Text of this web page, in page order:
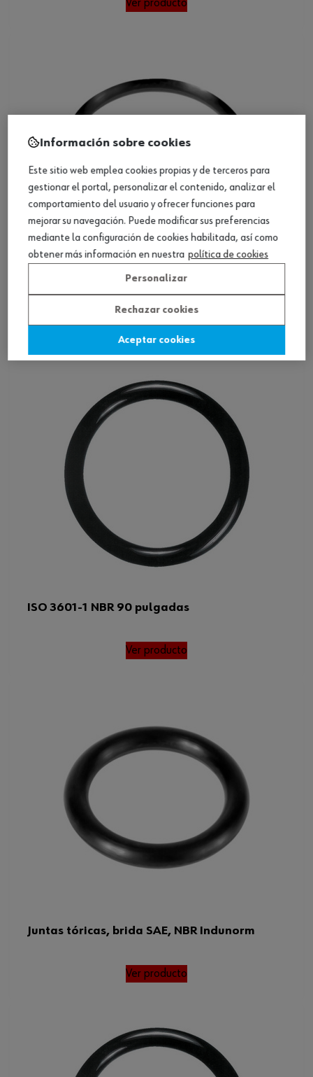
Ver producto
O-ring·for·ORFS·Indunorm·(3503010541)
Ver producto
ISO 3601-1 NBR 90 pulgadas
Ver producto
Juntas tóricas, brida SAE, NBR Indunorm
Ver producto
Información sobre cookies
Este sitio web emplea cookies propias y de terceros para
gestionar el portal, personalizar el contenido, analizar el
comportamiento del usuario y ofrecer funciones para
mejorar su navegación. Puede modificar sus preferencias
mediante la configuración de cookies habilitada, así como
obtener más información en nuestra política de cookies
Personalizar
Rechazar cookies
Aceptar cookies